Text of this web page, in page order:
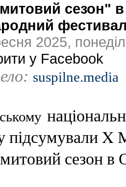
сезон"
2025,
у Facebook
suspilne.media
підсумували X
сезон в